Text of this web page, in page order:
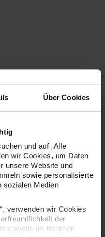
Über Cookies
und auf „Alle
wir Cookies, um Daten
unsere Website und
sowie personalisierte
sozialen Medien
verwenden wir Cookies
der
im Rahmen
jedes beliebige Strick- oder
lassen und schon
Neon-Optik. Da
kann es auch super